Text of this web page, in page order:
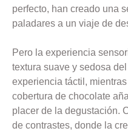
perfecto, han creado una
paladares a un viaje de
Pero la experiencia
textura suave y sedosa
experiencia táctil,
cobertura de chocolate
placer de la degustación.
de contrastes, donde la